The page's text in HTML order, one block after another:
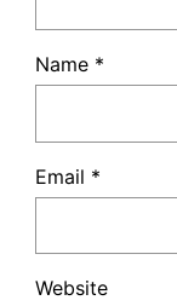
Name *
Email *
Website